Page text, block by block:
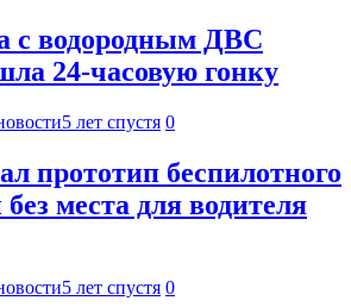
с водородным ДВС
24-часовую гонку
5 лет спустя 0
прототип беспилотного
места для водителя
5 лет спустя 0